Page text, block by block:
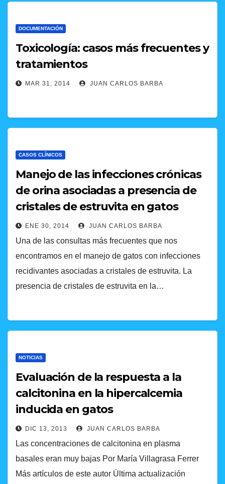
DOCUMENTACIÓN
Toxicología: casos más frecuentes y
tratamientos
MAR 31, 2014 JUAN CARLOS BARBA
CASOS CLÍNICOS
Manejo de las infecciones crónicas
de orina asociadas a presencia de
cristales de estruvita en gatos
ENE 30, 2014 JUAN CARLOS BARBA
Una de las consultas más frecuentes que nos
encontramos en el manejo de gatos con infecciones
recidivantes asociadas a cristales de estruvita. La
presencia de cristales de estruvita en la…
NOTICIAS
Evaluación de la respuesta a la
calcitonina en la hipercalcemia
inducida en gatos
DIC 13, 2013 JUAN CARLOS BARBA
Las concentraciones de calcitonina en plasma
basales eran muy bajas Por María Villagrasa Ferrer
Más artículos de este autor Última actualización